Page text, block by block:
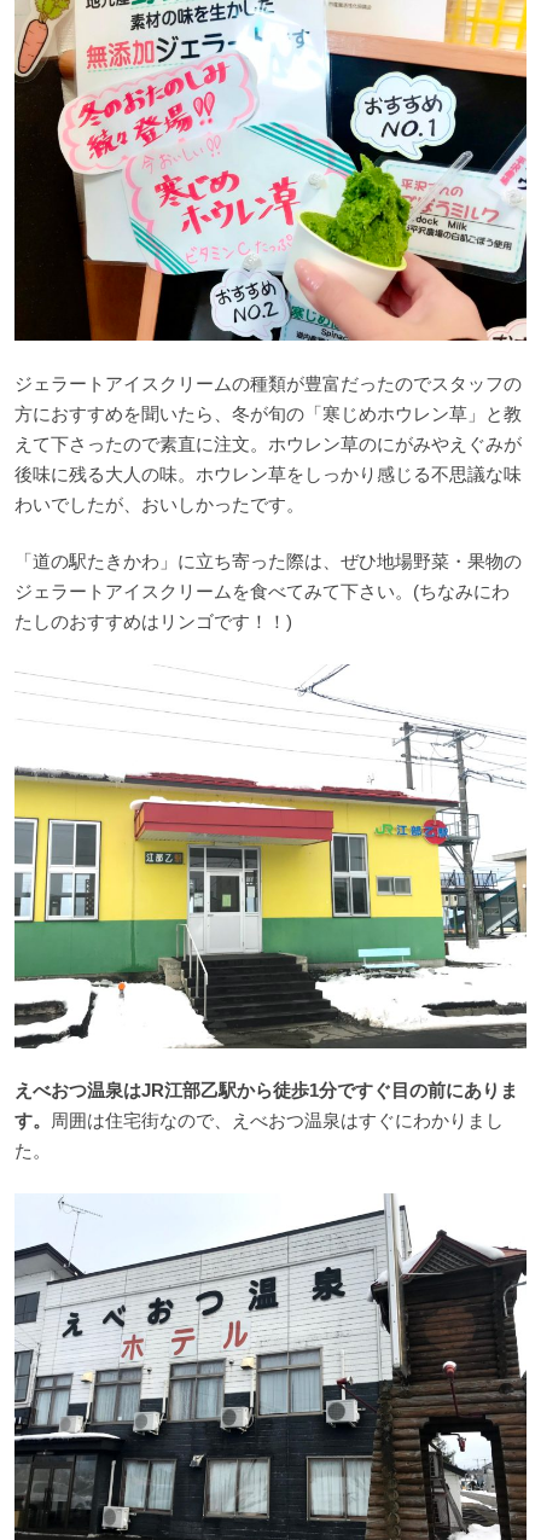
ジェラートアイスクリームの種類が豊富だったのでスタッフの
方におすすめを聞いたら、冬が旬の「寒じめホウレン草」と教
えて下さったので素直に注文。ホウレン草のにがみやえぐみが
後味に残る大人の味。ホウレン草をしっかり感じる不思議な味
わいでしたが、おいしかったです。
「道の駅たきかわ」に立ち寄った際は、ぜひ地場野菜・果物の
ジェラートアイスクリームを食べてみて下さい。(ちなみにわ
たしのおすすめはリンゴです！！)
えべおつ温泉はJR江部乙駅から徒歩1分ですぐ目の前にありま
す。
周囲は住宅街なので、えべおつ温泉はすぐにわかりまし
た。